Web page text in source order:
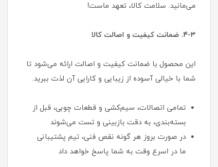
می‌مانید. سلامت کالا، تعهد ماست!
۴-۳. ضمانت کیفیت و اصالت کالا
این محصول با ضمانت کیفیت و اصالت ارائه می‌شود تا
شما با خیالی آسوده از زیبایی و کارایی آن لذت ببرید.
تمامی اتصالات، سیم‌کشی و قطعات چوبی، قبل از
بسته‌بندی، به دقت بازبینی و تست می‌شوند
در صورت بروز هر گونه نقص فنی، تیم پشتیبانی
ما در اسرع وقت به شما پاسخ خواهد داد